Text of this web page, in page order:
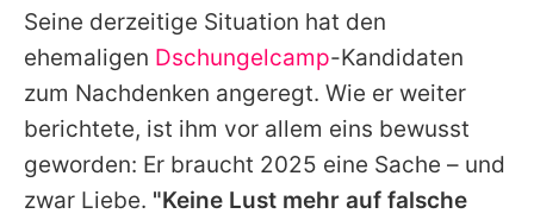
Seine derzeitige Situation hat den
ehemaligen Dschungelcamp-Kandidaten
zum Nachdenken angeregt. Wie er weiter
berichtete, ist ihm vor allem eins bewusst
geworden: Er braucht 2025 eine Sache – und
zwar Liebe. "Keine Lust mehr auf falsche